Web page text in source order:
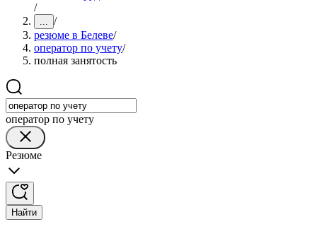
/
... /
резюме в Белеве/
оператор по учету/
полная занятость
оператор по учету
Резюме
Найти